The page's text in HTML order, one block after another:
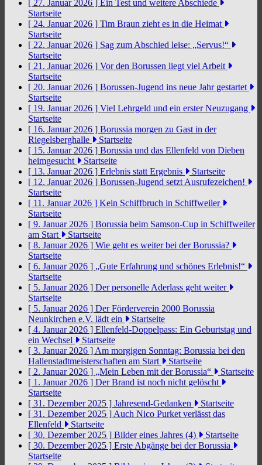
[ 27. Januar 2026 ] Ein Test und weitere Abschiede
Startseite
[ 24. Januar 2026 ] Tim Braun zieht es in die Heimat
Startseite
[ 22. Januar 2026 ] Sag zum Abschied leise: „Servus!“
Startseite
[ 21. Januar 2026 ] Vor den Borussen liegt viel Arbeit
Startseite
[ 20. Januar 2026 ] Borussen-Jugend ins neue Jahr gestartet
Startseite
[ 19. Januar 2026 ] Viel Lehrgeld und ein erster Neuzugang
Startseite
[ 16. Januar 2026 ] Borussia morgen zu Gast in der
Riegelsberghalle
Startseite
[ 15. Januar 2026 ] Borussia und das Ellenfeld von Dieben
heimgesucht
Startseite
[ 13. Januar 2026 ] Erlebnis statt Ergebnis
Startseite
[ 12. Januar 2026 ] Borussen-Jugend setzt Ausrufezeichen!
Startseite
[ 11. Januar 2026 ] Kein Schiffbruch in Schiffweiler
Startseite
[ 9. Januar 2026 ] Borussia beim Samson-Cup in Schiffweiler
am Start
Startseite
[ 8. Januar 2026 ] Wie geht es weiter bei der Borussia?
Startseite
[ 6. Januar 2026 ] „Gute Erfahrung und schönes Erlebnis!“
Startseite
[ 5. Januar 2026 ] Der personelle Aderlass geht weiter
Startseite
[ 5. Januar 2026 ] Der Förderverein 2000 Borussia
Neunkirchen e.V. lädt ein
Startseite
[ 4. Januar 2026 ] Ellenfeld-Doppelpass: Ein Geburtstag und
ein Wechsel
Startseite
[ 3. Januar 2026 ] Am morgigen Sonntag: Borussia bei den
Hallenstadtmeisterschaften am Start
Startseite
[ 2. Januar 2026 ] „Mein Leben mit der Borussia“
Startseite
[ 1. Januar 2026 ] Der Brand ist noch nicht gelöscht
Startseite
[ 31. Dezember 2025 ] Jahresend-Gedanken
Startseite
[ 31. Dezember 2025 ] Auch Nico Purket verlässt das
Ellenfeld
Startseite
[ 30. Dezember 2025 ] Bilder eines Jahres (4)
Startseite
[ 30. Dezember 2025 ] Erste Abgänge bei der Borussia
Startseite